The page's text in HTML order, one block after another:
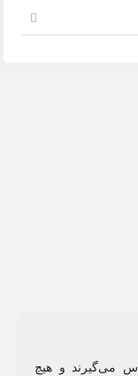
می‌گیرند و هیچ